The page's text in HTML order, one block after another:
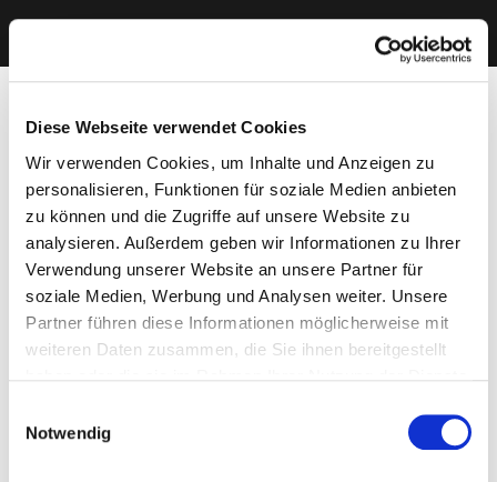
Diese Webseite verwendet Cookies
Wir verwenden Cookies, um Inhalte und Anzeigen zu
personalisieren, Funktionen für soziale Medien anbieten
zu können und die Zugriffe auf unsere Website zu
analysieren. Außerdem geben wir Informationen zu Ihrer
Verwendung unserer Website an unsere Partner für
soziale Medien, Werbung und Analysen weiter. Unsere
Partner führen diese Informationen möglicherweise mit
weiteren Daten zusammen, die Sie ihnen bereitgestellt
Cookies, wenn Sie unsere Webseite weiterhin nutzen.
Notwendig